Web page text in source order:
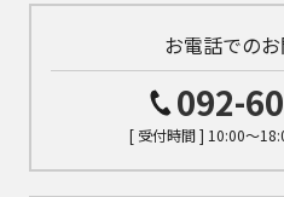
お電話での
092-
[ 受付時間 ] 10:00～